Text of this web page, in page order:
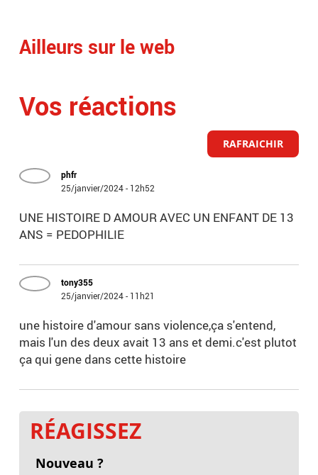
Ailleurs sur le web
Vos réactions
RAFRAICHIR
phfr
25/janvier/2024 - 12h52
UNE HISTOIRE D AMOUR AVEC UN ENFANT DE 13
ANS = PEDOPHILIE
tony355
25/janvier/2024 - 11h21
une histoire d'amour sans violence,ça s'entend,
mais l'un des deux avait 13 ans et demi.c'est plutot
ça qui gene dans cette histoire
RÉAGISSEZ
Nouveau ?